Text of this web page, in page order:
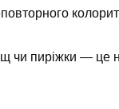
чи пиріжки — це